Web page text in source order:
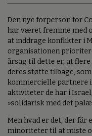
Den nye forperson for
har været fremme med
at inddrage konflikter i
organisationen
årsag til dette er, at
deres støtte tilbage,
kommercielle partnere
aktiviteter de har i
»solidarisk med det
Men hvad er det, der
minoriteter til at miste